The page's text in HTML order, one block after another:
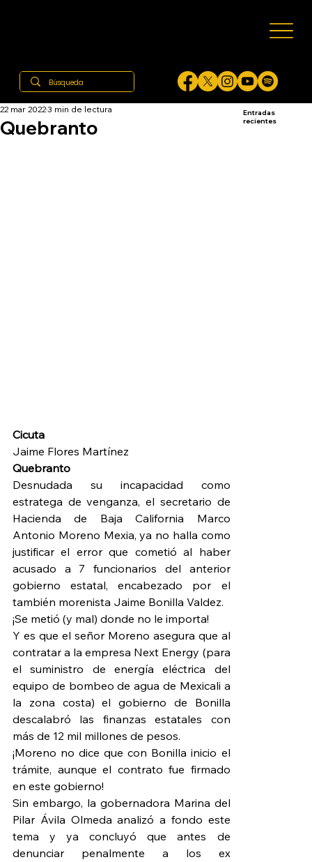
Quebranto
22 mar 20223 min de lectura
Cicuta
Jaime Flores Martínez
Quebranto
Desnudada su incapacidad como
estratega de venganza, el secretario de
Hacienda de Baja California Marco
Antonio Moreno Mexia, ya no halla como
justificar el error que cometió al haber
acusado a 7 funcionarios del anterior
gobierno estatal, encabezado por el
también morenista Jaime Bonilla Valdez.
¡Se metió (y mal) donde no le importa!
Y es que el señor Moreno asegura que al
contratar a la empresa Next Energy (para
el suministro de energía eléctrica del
equipo de bombeo de agua de Mexicali a
la zona costa) el gobierno de Bonilla
descalabró las finanzas estatales con
más de 12 mil millones de pesos.
¡Moreno no dice que con Bonilla inicio el
trámite, aunque el contrato fue firmado
en este gobierno!
Sin embargo, la gobernadora Marina del
Pilar Ávila Olmeda analizó a fondo este
tema y ya concluyó que antes de
denunciar penalmente a los ex
Entradas
recientes